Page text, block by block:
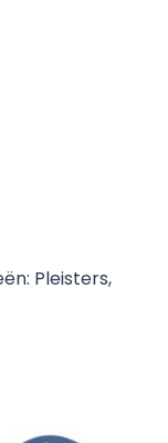
Pleisters,